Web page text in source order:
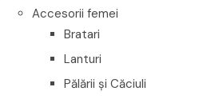
Accesorii femei
Bratari
Lanturi
Pălării și Căciuli